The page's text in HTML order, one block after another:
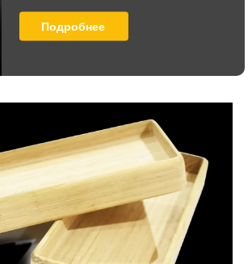
Подробнее